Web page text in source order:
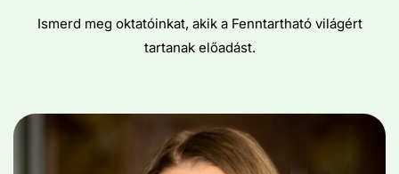
Ismerd meg oktatóinkat, akik a Fenntartható világért
tartanak előadást.